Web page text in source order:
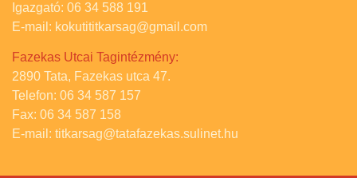
Igazgató: 06 34 588 191
E-mail: kokutititkarsag@gmail.com
Fazekas Utcai Tagintézmény:
2890 Tata, Fazekas utca 47.
Telefon: 06 34 587 157
Fax: 06 34 587 158
E-mail: titkarsag@tatafazekas.sulinet.hu